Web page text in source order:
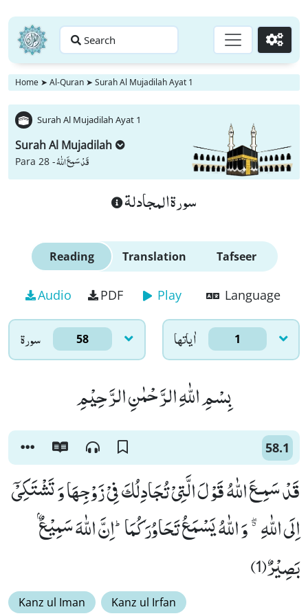
Search Go
Home ➤ Al-Quran ➤ Surah Al Mujadilah Ayat 1
Surah Al Mujadilah Ayat 1
Surah Al Mujadilah
Para 28 -قَدْ سَمِعَ اللّٰهُ
سورة المجادلة
Reading Translation Tafseer
Audio PDF Play Language
سورۃ 58 اٰياتها 1
بِسْمِ اللّٰهِ الرَّحْمٰنِ الرَّحِیْمِ
58.1
قَدْ سَمِـعَ اللّٰهُ قَوْلَ الَّتِیْ تُجَادِلُكَ فِیْ زَوْجِهَا وَ تَشْتَكِیْۤ
اِلَى اللّٰهِ ﳓ وَ اللّٰهُ یَسْمَعُ تَحَاوُرَكُمَاؕ-اِنَّ اللّٰهَ سَمِیْعٌۢ
بَصِیْرٌ(1)
Kanz ul Iman Kanz ul Irfan